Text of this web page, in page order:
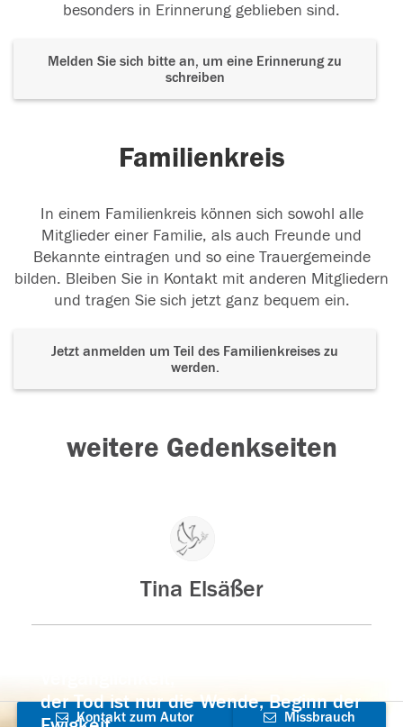
besonders in Erinnerung geblieben sind.
Melden Sie sich bitte an, um eine Erinnerung zu
schreiben
Familienkreis
In einem Familienkreis können sich sowohl alle
Mitglieder einer Familie, als auch Freunde und
Bekannte eintragen und so eine Trauergemeinde
bilden. Bleiben Sie in Kontakt mit anderen Mitgliedern
und tragen Sie sich jetzt ganz bequem ein.
Jetzt anmelden um Teil des Familienkreises zu
werden.
weitere Gedenkseiten
Tina Elsäßer
der Tod ist nur die Wende, Beginn der
Kontakt zum Autor Missbrauch